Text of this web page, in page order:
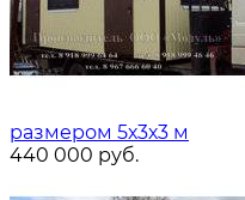
размером 5х3х3 м
440 000 руб.